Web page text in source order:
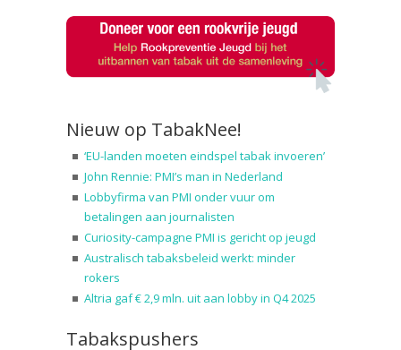
Nieuw op TabakNee!
‘EU-landen moeten eindspel tabak invoeren’
John Rennie: PMI’s man in Nederland
Lobbyfirma van PMI onder vuur om
betalingen aan journalisten
Curiosity-campagne PMI is gericht op jeugd
Australisch tabaksbeleid werkt: minder
rokers
Altria gaf € 2,9 mln. uit aan lobby in Q4 2025
Tabakspushers